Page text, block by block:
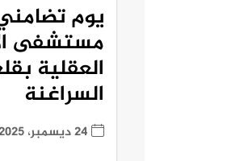
يوم
مستشفى
العقلية
السراغنة
24 ديسمبر، 2025